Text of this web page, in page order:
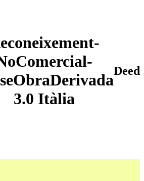
3.0 Itàlia
Deed